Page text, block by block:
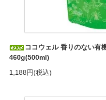
ココウェル 香りのない有
460g(500ml)
1,188円(税込)